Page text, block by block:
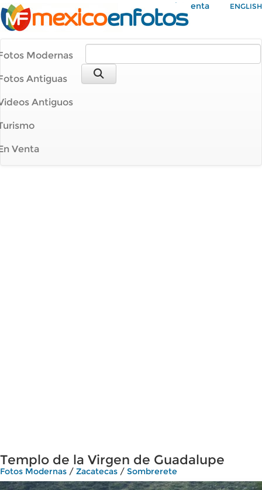
Mi Cuenta ENGLISH
Modernas
Antiguas
Antiguos
Venta
Templo de la Virgen de Guadalupe
Fotos Modernas / Zacatecas / Sombrerete